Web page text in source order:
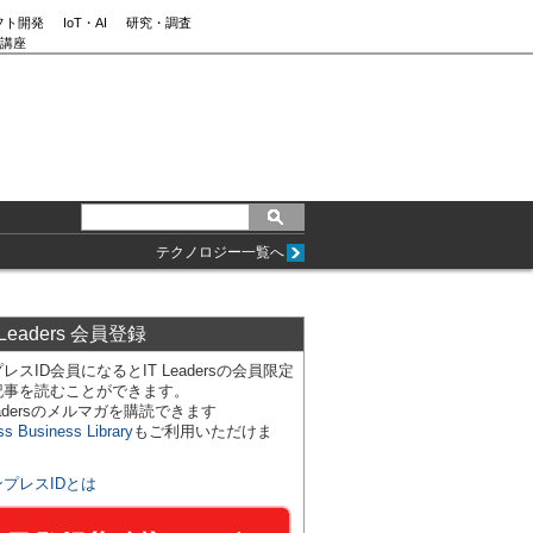
ト開発 IoT・AI
研究・調査
座
テクノロジー一覧へ
会員登録
スID会員になるとIT Leadersの会員限定
を読むことができます。
のメルマガを購読できます
Business Libraryもご利用いただけま
プレスIDとは